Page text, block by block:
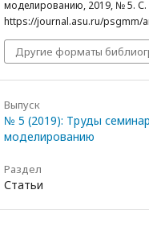
моделированию, 2019, № 5. С.
https://journal.asu.ru/psgmm/
Другие форматы
Выпуск
№ 5 (2019): Труды
моделированию
Раздел
Статьи